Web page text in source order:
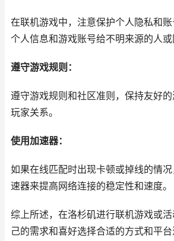
在联机游戏中，注意保护个人隐私和
个人信息和游戏账号给不明来源的人或
遵守游戏规则：
遵守游戏规则和社区准则，保持友好
玩家关系。
使用加速器：
如果在线匹配时出现卡顿或掉线的情
速器来提高网络连接的稳定性和速度。
综上所述，在洛杉矶进行联机游戏或
己的需求和喜好选择合适的方式和平